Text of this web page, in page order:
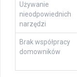
Używanie
nieodpowiednich
narzędzi
Brak współpracy
domowników